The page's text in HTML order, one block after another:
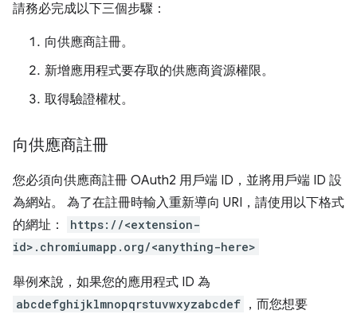
請務必完成以下三個步驟：
向供應商註冊。
新增應用程式要存取的供應商資源權限。
取得驗證權杖。
向供應商註冊
您必須向供應商註冊 OAuth2 用戶端 ID，並將用戶端 ID 設
為網站。 為了在註冊時輸入重新導向 URI，請使用以下格式
的網址：
https://<extension-
id>.chromiumapp.org/<anything-here>
舉例來說，如果您的應用程式 ID 為
abcdefghijklmnopqrstuvwxyzabcdef ，而您想要